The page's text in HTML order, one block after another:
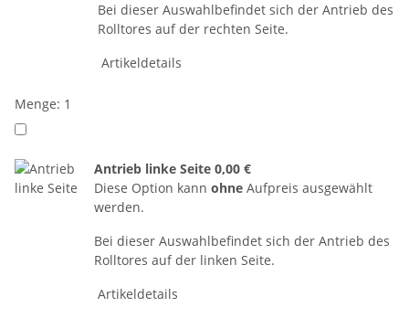
Bei dieser Auswahlbefindet sich der Antrieb des
Rolltores auf der rechten Seite.
Artikeldetails
Menge: 1
Antrieb linke Seite 0,00 €
Diese Option kann ohneAufpreis ausgewählt
werden.
Bei dieser Auswahlbefindet sich der Antrieb des
Rolltores auf der linken Seite.
Artikeldetails